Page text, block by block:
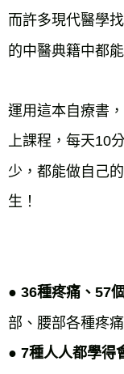
而許多現代醫學
的中醫典籍中都
運用這本自療書
上課程，每天10
少，都能做自己
生！
● 36種疼痛、57
部、腰部各種疼痛
● 7種人人都學得